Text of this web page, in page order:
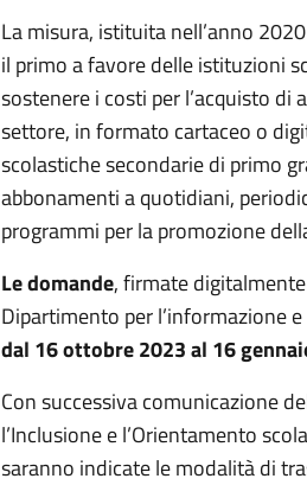
La misura, istituita nell’anno
il primo a favore delle istituzioni
sostenere i costi per l’acquisto
settore, in formato cartaceo o
scolastiche secondarie di primo
abbonamenti a quotidiani,
programmi per la promozione
Le domande, firmate
Dipartimento per l’informazione e
dal 16 ottobre 2023 al 16
Con successiva comunicazione
l’Inclusione e l’Orientamento
saranno indicate le modalità di